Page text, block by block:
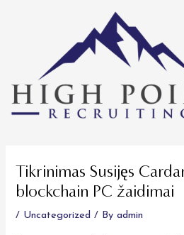
Tikrinimas Susijęs
blockchain PC žaidimai
/ Uncategorized / Byadmin